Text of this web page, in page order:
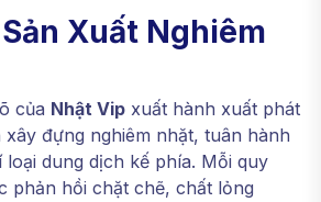
Xuất Nghiêm
của Nhật Vip xuất hành xuất phát
đựng nghiêm nhặt, tuân hành
dung dịch kế phía. Mỗi quy
phản hồi chặt chẽ, chất lỏng